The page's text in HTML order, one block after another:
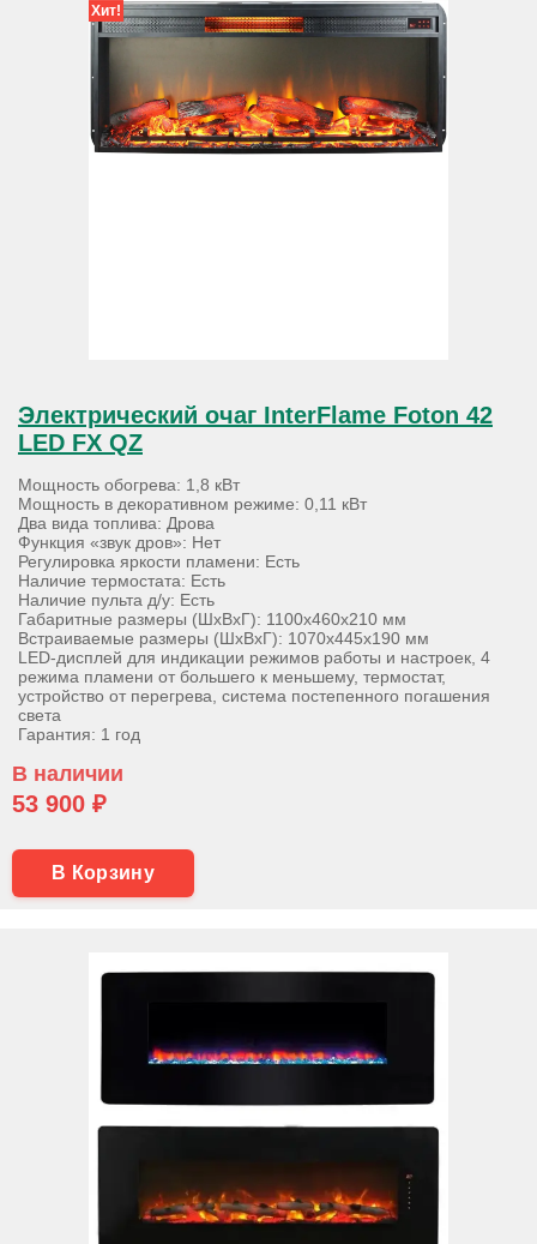
Хит!
Электрический очаг InterFlame Foton 42
LED FX QZ
Мощность обогрева: 1,8 кВт
Мощность в декоративном режиме: 0,11 кВт
Два вида топлива: Дрова
Функция «звук дров»: Нет
Регулировка яркости пламени: Есть
Наличие термостата: Есть
Наличие пульта д/у: Есть
Габаритные размеры (ШхВхГ): 1100х460х210 мм
Встраиваемые размеры (ШхВхГ): 1070х445х190 мм
LED-дисплей для индикации режимов работы и настроек, 4
режима пламени от большего к меньшему, термостат,
устройство от перегрева, система постепенного погашения
света
Гарантия: 1 год
В наличии
53 900 ₽
В Корзину